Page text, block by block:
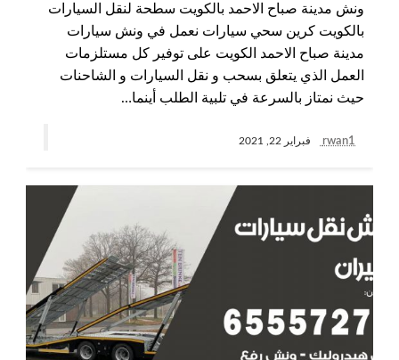
ونش مدينة صباح الاحمد بالكويت سطحة لنقل السيارات
بالكويت كرين سحي سيارات نعمل في ونش سيارات
مدينة صباح الاحمد الكويت على توفير كل مستلزمات
العمل الذي يتعلق بسحب و نقل السيارات و الشاحنات
حيث نمتاز بالسرعة في تلبية الطلب أينما…
rwan1 فبراير 22, 2021